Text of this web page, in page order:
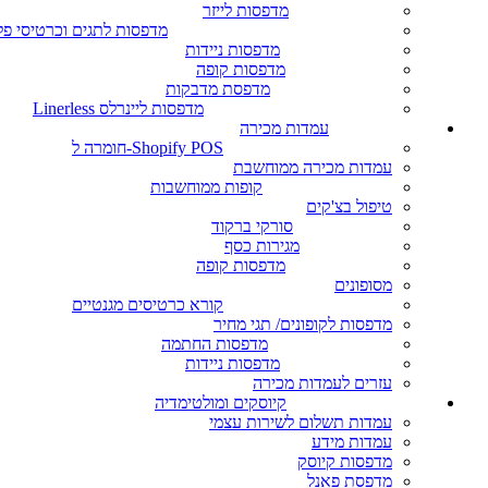
מדפסות לייזר
מדפסות לתגים וכרטיסי
מדפסות ניידות
מדפסות קופה
מדפסת מדבקות
מדפסות ליינרלס Linerless
עמדות מכירה
Shopify POS-חומרה ל
עמדות מכירה ממוחשבת
קופות ממוחשבות
טיפול בצ'קים
סורקי ברקוד
מגירות כסף
מדפסות קופה
מסופונים
קורא כרטיסים מגנטיים
מדפסות לקופונים/ תגי מחיר
מדפסות החתמה
מדפסות ניידות
עזרים לעמדות מכירה
קיוסקים ומולטימדיה
עמדות תשלום לשירות עצמי
עמדות מידע
מדפסות קיוסק
מדפסת פאנל